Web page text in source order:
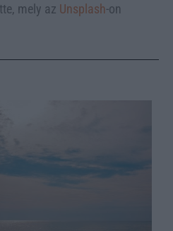
mely az Unsplash-on